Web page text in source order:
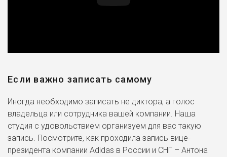
Если важно записать самому
Иногда необходимо записать не диктора, а голос
владельца или сотрудника вашей компании. Наша
студия с удовольствием организуем для вас такую
запись. Посмотрите, как проходила запись вице-
президента компании Adidas в России и СНГ – Антона